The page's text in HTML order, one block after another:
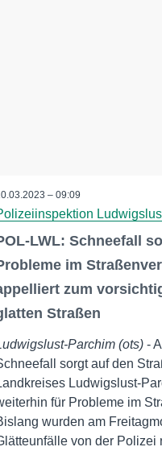
– 09:09
LWL: Schneefall
im
zum
Straßen
Parchim (ots) -
sorgt auf den
Ludwigslust-
für Probleme im
wurden am
von der Polizei